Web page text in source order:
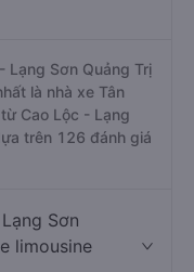
Lạng Sơn Quảng Trị
là nhà xe Tân
Cao Lộc - Lạng
trên 126 đánh giá
Sơn
limousine